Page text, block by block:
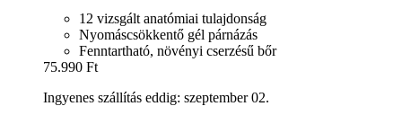
12 vizsgált anatómiai tulajdonság
Nyomáscsökkentő gél párnázás
Fenntartható, növényi cserzésű bőr
75.990 Ft
Ingyenes szállítás eddig: szeptember 02.